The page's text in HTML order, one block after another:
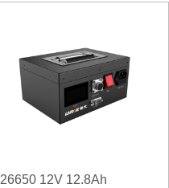
26650 12V 12.8Ah